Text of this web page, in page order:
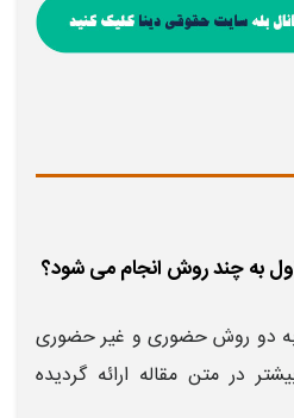
به دو روش حضوری و غیر حضوری
در متن مقاله ارائه گردیده